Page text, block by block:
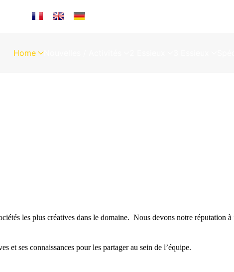
Sélectionnez votre langue
Home
les plus créatives dans le domaine. Nous devons notre réputation
et ses connaissances pour les partager au sein de l’équipe.